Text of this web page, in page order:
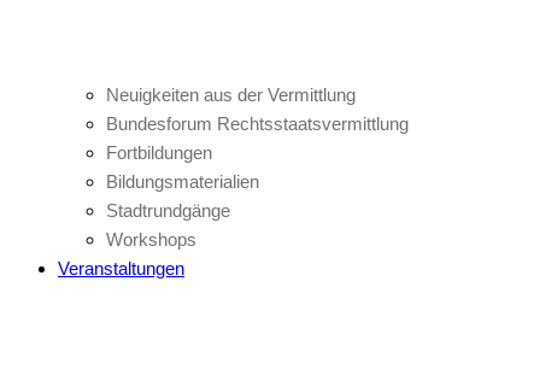
Neuigkeiten aus der Vermittlung
Bundesforum Rechtsstaatsvermittlung
Fortbildungen
Bildungsmaterialien
Stadtrundgänge
Workshops
Veranstaltungen